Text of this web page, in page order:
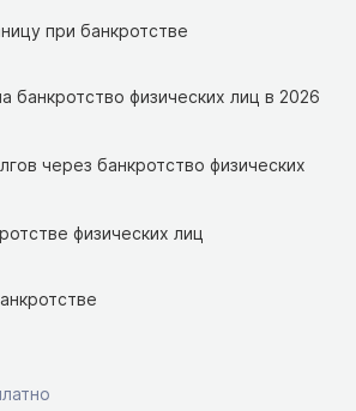
при банкротстве
банкротство физических лиц в 2026
через банкротство физических
физических лиц